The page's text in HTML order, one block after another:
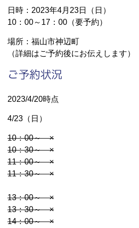
日時：2023年4月23日（日）
10：00～17：00（要予約）
場所：福山市神辺町
（詳細はご予約後にお伝えします）
ご予約状況
2023/4/20時点
4/23（日）
10：00～ ×
10：30～×
11：00～ ×
11：30～×
13：00～×
13：30～×
14：00～×